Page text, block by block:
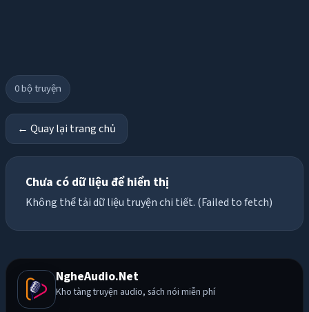
0bộ truyện
← Quay lại trang chủ
Chưa có dữ liệu để hiển thị
Không thể tải dữ liệu truyện chi tiết. (Failed to fetch)
NgheAudio.Net
Kho tàng truyện audio, sách nói miễn phí